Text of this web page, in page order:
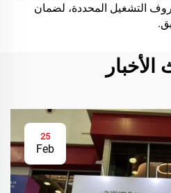
التشغيل المحددة، لضمان
25
Feb